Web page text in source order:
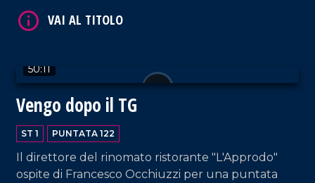
anche dall'intervento di Antonella Grippo.
50:11
Vengo dopo il TG
ST 1 PUNTATA 122
Il direttore del rinomato ristorante "L'Approdo"
ospite di Francesco Occhiuzzi per una puntata
VAI AL TITOLO